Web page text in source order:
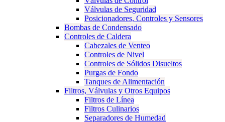
Válvulas de Seguridad
Posicionadores, Controles y Sensores
Bombas de Condensado
Controles de Caldera
Cabezales de Venteo
Controles de Nivel
Controles de Sólidos Disueltos
Purgas de Fondo
Tanques de Alimentación
Filtros, Válvulas y Otros Equipos
Filtros de Línea
Filtros Culinarios
Separadores de Humedad